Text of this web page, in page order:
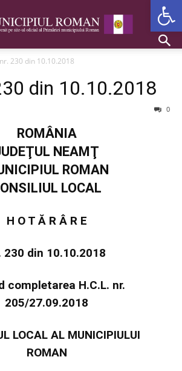
230 din 10.10.2018
din 10.10.2018
0
ROMÂNIA
NEAMŢ
ROMAN
LOCAL
H O T Ă R Â R E
230 din 10.10.2018
completarea H.C.L. nr.
205/27.09.2018
LOCAL AL MUNICIPIULUI
ROMAN